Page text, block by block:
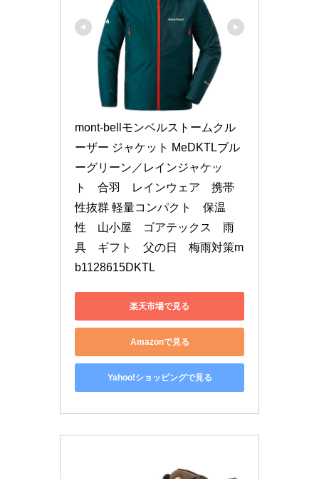
mont-bellモンベルストームクル
ーザー ジャケット MeDKTLブル
ーグリーン／レインジャケッ
ト　合羽　レインウェア　携帯
性抜群 軽量コンパクト　保温
性　山小屋　ゴアテックス　雨
具　ギフト　父の日　梅雨対策m
b1128615DKTL
楽天市場で見る
Amazonで見る
Yahoo!ショッピングで見る